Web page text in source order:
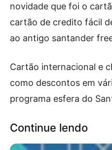
novidade que foi o
cartão de credito fácil
ao antigo santander
Cartão internacional e
como descontos em
programa esfera do
Continue lendo